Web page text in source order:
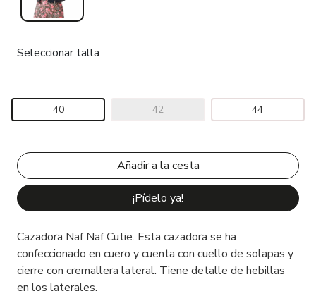
Seleccionar talla
40 42 44
¡Pídelo ya!
Cazadora Naf Naf Cutie. Esta cazadora se ha
confeccionado en cuero y cuenta con cuello de solapas y
cierre con cremallera lateral. Tiene detalle de hebillas
en los laterales.